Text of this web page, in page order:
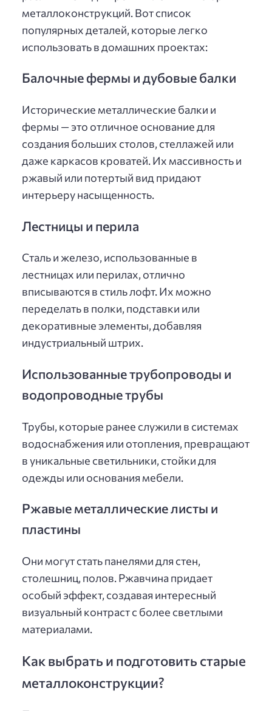
металлоконструкций. Вот список
популярных деталей, которые легко
использовать в домашних проектах:
Балочные фермы и дубовые балки
Исторические металлические балки и
фермы — это отличное основание для
создания больших столов, стеллажей или
даже каркасов кроватей. Их массивность и
ржавый или потертый вид придают
интерьеру насыщенность.
Лестницы и перила
Сталь и железо, использованные в
лестницах или перилах, отлично
вписываются в стиль лофт. Их можно
переделать в полки, подставки или
декоративные элементы, добавляя
индустриальный штрих.
Использованные трубопроводы и
водопроводные трубы
Трубы, которые ранее служили в системах
водоснабжения или отопления, превращают
в уникальные светильники, стойки для
одежды или основания мебели.
Ржавые металлические листы и
пластины
Они могут стать панелями для стен,
столешниц, полов. Ржавчина придает
особый эффект, создавая интересный
визуальный контраст с более светлыми
материалами.
Как выбрать и подготовить старые
металлоконструкции?